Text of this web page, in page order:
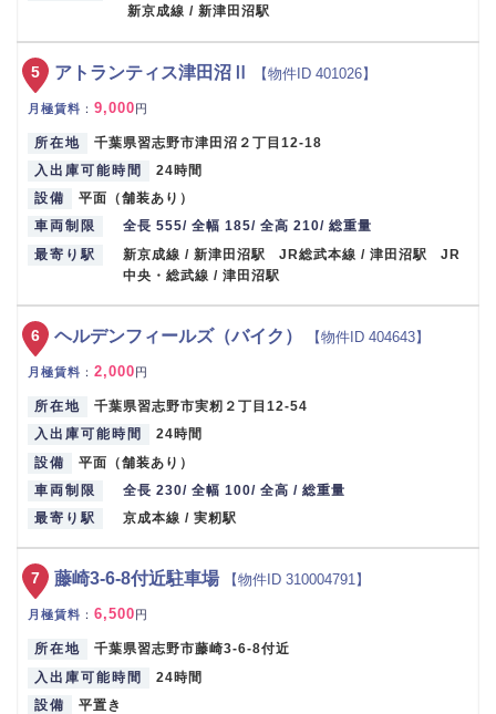
新京成線 / 新津田沼駅
アトランティス津田沼Ⅱ 【物件ID 401026】
月極賃料 ： 9,000円
所在地
千葉県習志野市津田沼２丁目12-18
入出庫可能時間
24時間
設備
平面（舗装あり）
車両制限
全長 555/ 全幅 185/ 全高 210/ 総重量
最寄り駅
新京成線 / 新津田沼駅 JR総武本線 / 津田沼駅 JR
中央・総武線 / 津田沼駅
5
ヘルデンフィールズ（バイク） 【物件ID 404643】
月極賃料 ： 2,000円
所在地
千葉県習志野市実籾２丁目12-54
入出庫可能時間
24時間
設備
平面（舗装あり）
車両制限
全長 230/ 全幅 100/ 全高 / 総重量
最寄り駅
京成本線 / 実籾駅
6
藤崎3-6-8付近駐車場 【物件ID 310004791】
月極賃料 ： 6,500円
所在地
千葉県習志野市藤崎3-6-8付近
入出庫可能時間
24時間
設備
平置き
7